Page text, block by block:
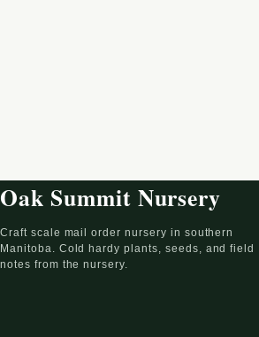
Oak Summit Nursery
Craft scale mail order nursery in southern
Manitoba. Cold hardy plants, seeds, and field
notes from the nursery.